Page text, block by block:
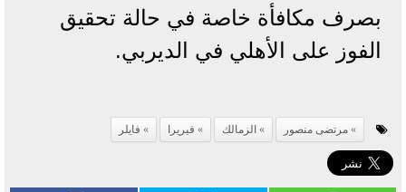
بصرف مكافأة خاصة في حالة تحقيق
الفوز على الأهلي في الديربي.
مرتضى منصور الزمالك فيريرا فايلر